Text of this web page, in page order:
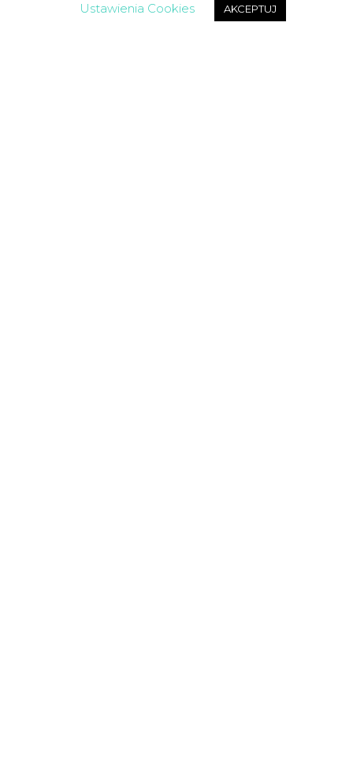
Pliki cookies zamieszczane w urządzeniu końcowym
Ustawienia Cookies
AKCEPTUJ